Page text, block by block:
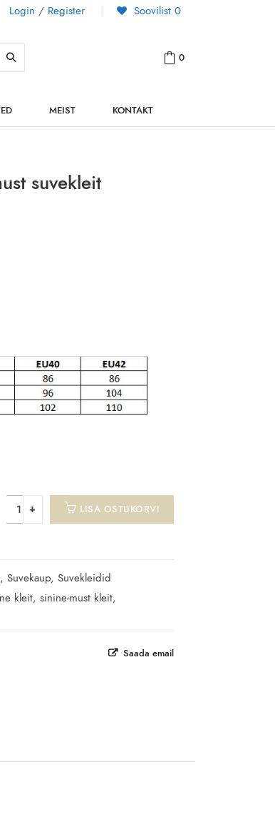
Login / Register Soovilist 0
0
MEIST KONTAKT
suvekleit
LISA OSTUKORVI
, Suvekaup, Suvekleidid
kleit, sinine-must kleit,
Saada email